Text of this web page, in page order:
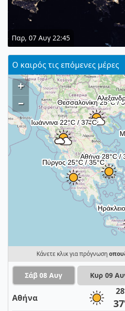
Παρ, 07 Αυγ 22:45
Ο καιρός τις επόμενες μέρες
+
–
Κάνετε κλικ για πρόγνωση
Σάβ 08 Αυγ Κυρ 09
Αθήνα